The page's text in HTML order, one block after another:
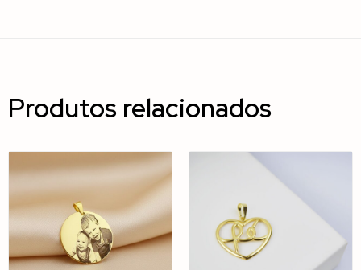
Produtos relacionados